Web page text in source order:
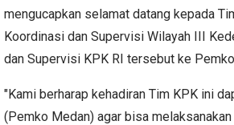
mengucapkan selamat datang kepada
Koordinasi dan Supervisi Wilayah III
dan Supervisi KPK RI tersebut ke
"Kami berharap kehadiran Tim KPK ini
(Pemko Medan) agar bisa